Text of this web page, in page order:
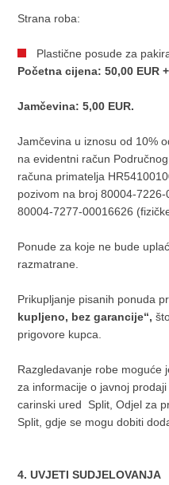
Strana roba:
Plastične posude za
Početna cijena:50,00 EUR
Jamčevina: 5,00 EUR.
Jamčevina u iznosu od 10%
na evidentni račun
računa primatelja
pozivom na broj 80004-
80004-7277-00016626
Ponude za koje ne bude
razmatrane.
Prikupljanje pisanih ponuda
kupljeno, bez garancije“,
prigovore kupca.
Razgledavanje robe moguće
za informacije o javnoj
carinski ured Split, Odjel za
Split, gdje se mogu dobiti
4. UVJETI SUDJELOVANJA